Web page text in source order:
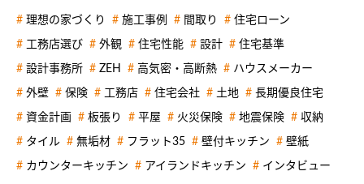
理想の家づくり 施工事例 間取り 住宅ローン
工務店選び 外観 住宅性能 設計 住宅基準
設計事務所 ZEH 高気密・高断熱 ハウスメーカー
外壁 保険 工務店 住宅会社 土地 長期優良住宅
資金計画 板張り 平屋 火災保険 地震保険 収納
タイル 無垢材 フラット35 壁付キッチン 壁紙
カウンターキッチン アイランドキッチン インタビュー